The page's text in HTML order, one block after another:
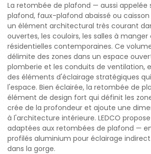
La retombée de plafond — aussi appelée
plafond, faux-plafond abaissé ou
un élément architectural très courant
ouvertes, les couloirs, les salles à
résidentielles contemporaines. Ce
délimite des zones dans un espace
plomberie et les conduits de ventilation,
des éléments d'éclairage stratégiques
l'espace. Bien éclairée, la retombée de
élément de design fort qui définit les
crée de la profondeur et ajoute une
à l'architecture intérieure. LEDCO propose
adaptées aux retombées de plafond —
profilés aluminium pour éclairage indirect
dans la gorge.